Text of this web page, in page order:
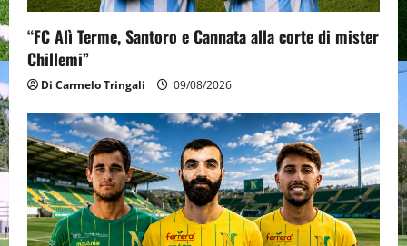
“FC Alì Terme, Santoro e Cannata alla corte di mister
Chillemi”
Di Carmelo Tringali 09/08/2026